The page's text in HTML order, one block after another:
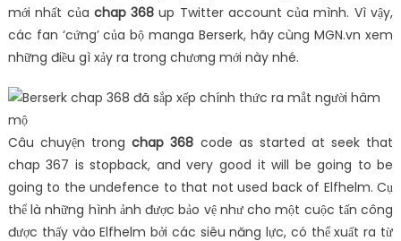
mới nhất của chap 368 up Twitter account của mình. Vì vậy,
các fan ‘cứng’ của bộ manga Berserk, hãy cùng MGN.vn xem
những điều gì xảy ra trong chương mới này nhé.
Câu chuyện trong chap 368 code as started at seek that
chap 367 is stopback, and very good it will be going to be
going to the undefence to that not used back of Elfhelm. Cụ
thể là những hình ảnh được bảo vệ như cho một cuộc tấn công
được thấy vào Elfhelm bởi các siêu năng lực, có thể xuất ra từ